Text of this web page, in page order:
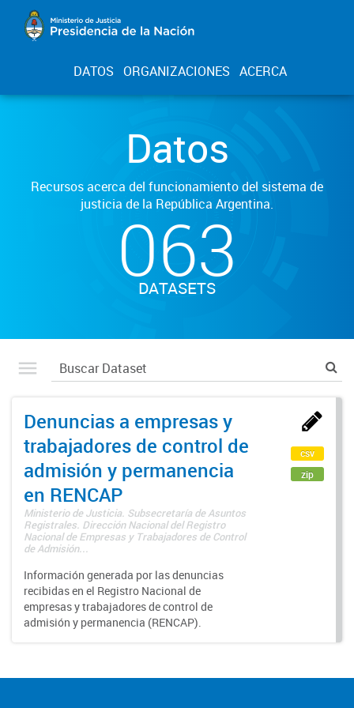
DATOS ORGANIZACIONES ACERCA
Datos
Recursos acerca del funcionamiento del sistema de
justicia de la República Argentina.
063
DATASETS
Denuncias a empresas y
trabajadores de control de
admisión y permanencia
en RENCAP
Ministerio de Justicia. Subsecretaría de Asuntos
Registrales. Dirección Nacional del Registro
Nacional de Empresas y Trabajadores de Control
de Admisión...
Información generada por las denuncias
recibidas en el Registro Nacional de
empresas y trabajadores de control de
admisión y permanencia (RENCAP).
csv
zip